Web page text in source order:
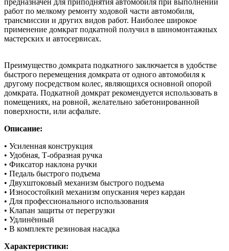
работ по мелкому ремонту ходовой части автомобиля,
трансмиссии и других видов работ. Наиболее широкое
применение домкрат подкатной получил в шиномонтажных
мастерских и автосервисах.
Преимущество домкрата подкатного заключается в удобстве
быстрого перемещения домкрата от одного автомобиля к
другому посредством колес, являющихся основной опорой
домкрата. Подкатной домкрат рекомендуется использовать в
помещениях, на ровной, желательно забетонированной
поверхности, или асфальте.
Описание:
• Усиленная конструкция
• Удобная, Т-образная ручка
• Фиксатор наклона ручки
• Педаль быстрого подъема
• Двухштоковый механизм быстрого подъема
• Износостойкий механизм опускания через кардан
• Для профессионального использования
• Клапан защиты от перегрузки
• Удлинённый
• В комплекте резиновая насадка
Характеристики: